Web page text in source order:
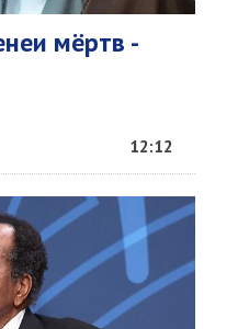
мёртв -
12:12